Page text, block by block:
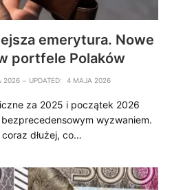
emerytura. Nowe
portfele Polaków
2026 UPDATED: 4 MAJA 2026
za 2025 i początek 2026
wyzwaniem.
dłużej, co…